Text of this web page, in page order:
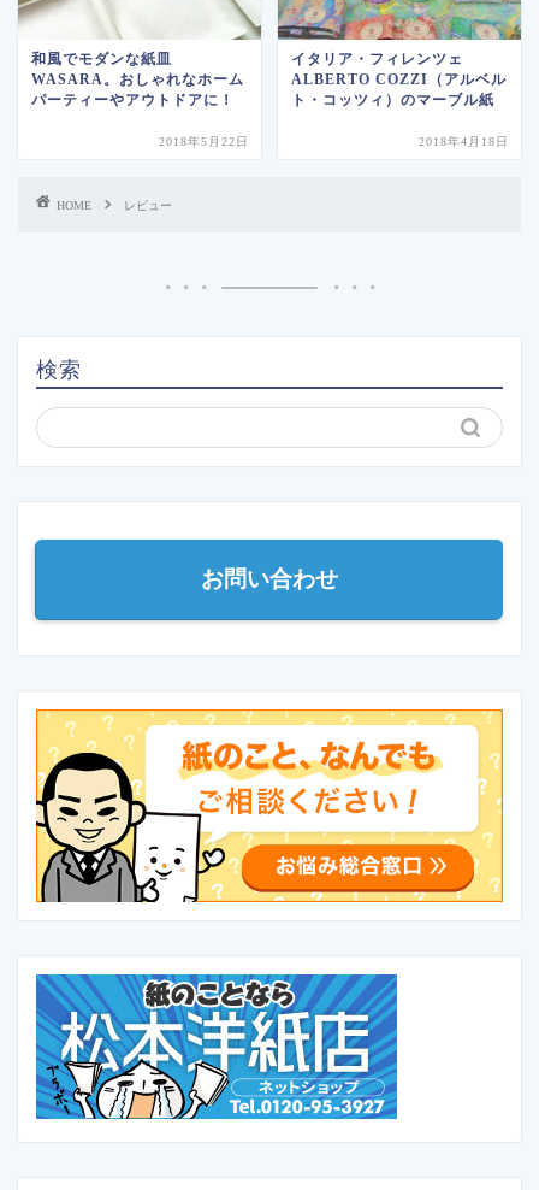
和風でモダンな紙皿
WASARA。おしゃれなホーム
パーティーやアウトドアに！
2018年5月22日
イタリア・フィレンツェ
ALBERTO COZZI（アルベル
ト・コッツィ）のマーブル紙
2018年4月18日
HOME レビュー
検索
お問い合わせ